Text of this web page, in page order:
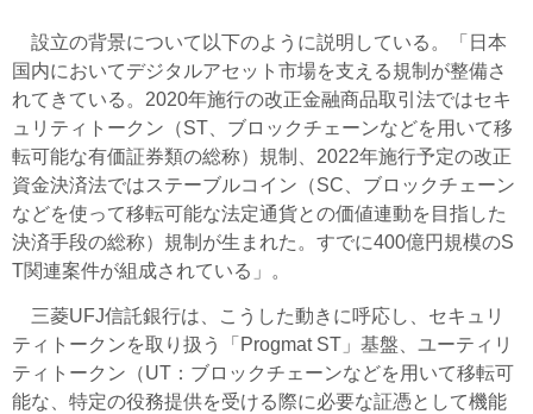
設立の背景について以下のように説明している。「日本
国内においてデジタルアセット市場を支える規制が整備さ
れてきている。2020年施行の改正金融商品取引法ではセキ
ュリティトークン（ST、ブロックチェーンなどを用いて移
転可能な有価証券類の総称）規制、2022年施行予定の改正
資金決済法ではステーブルコイン（SC、ブロックチェーン
などを使って移転可能な法定通貨との価値連動を目指した
決済手段の総称）規制が生まれた。すでに400億円規模のS
T関連案件が組成されている」。
三菱UFJ信託銀行は、こうした動きに呼応し、セキュリ
ティトークンを取り扱う「Progmat ST」基盤、ユーティリ
ティトークン（UT：ブロックチェーンなどを用いて移転可
能な、特定の役務提供を受ける際に必要な証憑として機能